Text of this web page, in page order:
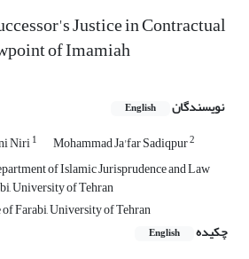
Justice in Contractual
of Imamiah
نویسندگان English
Niri1 Mohammad Ja'far Sadiqpur2
of Islamic Jurisprudence and Law
University of Tehran
Farabi, University of Tehran
چکیده
English